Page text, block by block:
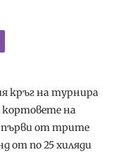
кръг на турнира
кортовете на
първи от трите
от по 25 хиляди